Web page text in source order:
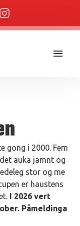
gong i 2000. Fem
auka jamnt og
stor og me
er haustens
I 2026 vert
Påmeldinga